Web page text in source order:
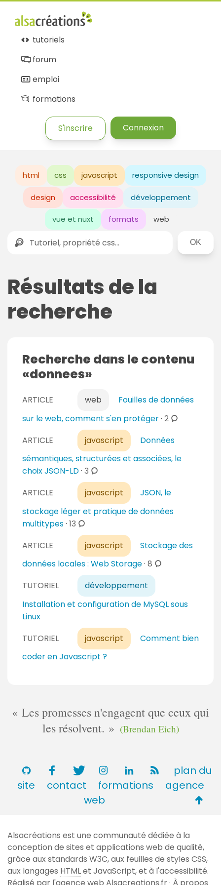
tutoriels
forum
emploi
formations
S'inscrire Connexion
html css javascript responsive design
design accessibilité développement
vue et nuxt formats web
Rechercher
Résultats de la
recherche
Recherche dans le contenu
donnees
ARTICLE web
Fouilles de données
sur le web, comment s'en protéger· 2c
m
m
t
i
e
s
ARTICLE javascript
Données
sémantiques, structurées et associées, le
choix JSON-LD· 3 c
o
m
m
n
t
a
r
e
s
ARTICLE javascript
JSON, le
stockage léger et pratique de données
multitypes· 13 c
o
m
a
r
e
s
ARTICLE javascript
Stockage des
données locales : Web Storage· 8 c
o
m
t
TUTORIEL
développement
Installation et configuration de MySQL sous
Linux
TUTORIEL
javascript
Comment bien
coder en Javascript ?
Les promesses n'engagent que ceux qui
les résolvent.
(Brendan Eich)
plan du
site
contact formations
agence
web
de
page
Alsacréations est une communauté dédiée à la
conception de sites et applications web de qualité,
grâce aux standards W3C, aux feuilles de styles CSS,
aux langages HTMLet JavaScript, et à l'accessibilité.